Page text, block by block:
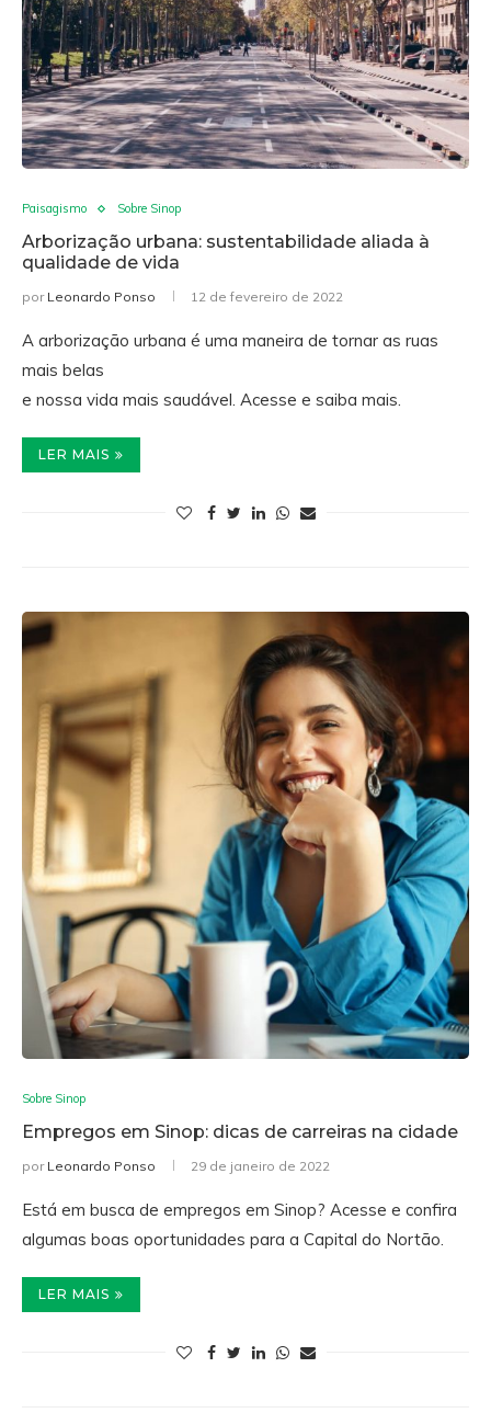
Paisagismo Sobre Sinop
Arborização urbana: sustentabilidade aliada à
qualidade de vida
por Leonardo Ponso 12 de fevereiro de 2022
A arborização urbana é uma maneira de tornar as ruas
mais belas
e nossa vida mais saudável. Acesse e saiba mais.
LER MAIS
Sobre Sinop
Empregos em Sinop: dicas de carreiras na cidade
por Leonardo Ponso 29 de janeiro de 2022
Está em busca de empregos em Sinop? Acesse e confira
algumas boas oportunidades para a Capital do Nortão.
LER MAIS